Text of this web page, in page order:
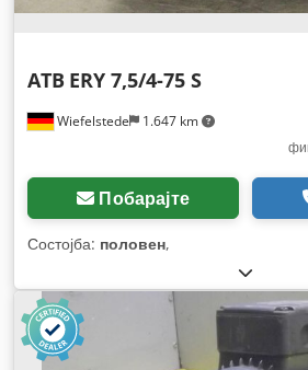
Wiefelstede 1.647 km
ATB ERY 7,5/4-75 S
Побарајте
Состојба: половен,